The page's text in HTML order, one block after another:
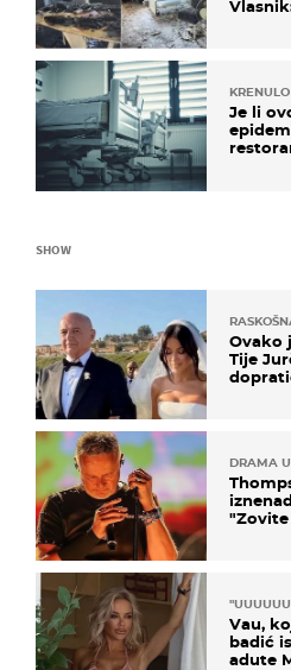
Je li
SHOW
Ovako
Tije
DRAMA
Vau,
badić
adute